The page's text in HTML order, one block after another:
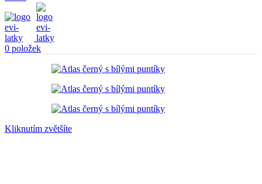
0 položek
Kliknutím zvětšíte